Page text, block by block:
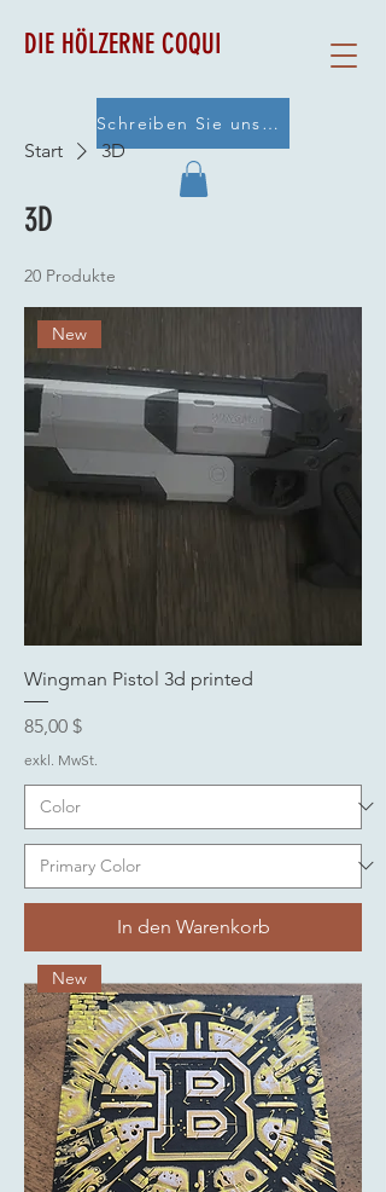
DIE HÖLZERNE COQUI
Schreiben Sie uns eine E-Mail
Start 3D
3D
20 Produkte
New
Wingman Pistol 3d printed
Preis
85,00 $
exkl. MwSt.
In den Warenkorb
New